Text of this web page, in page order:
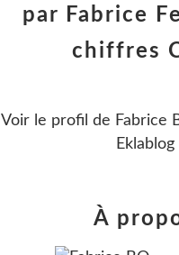
par Fabrice
chiffres
Voir le profil de Fabrice
Eklablog
À